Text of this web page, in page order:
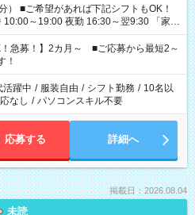
OK！
～19:00 夜勤 16:30～翌9:30 「家族
余裕を持って夕飯の準備がしたい」
くない」 など、ご希望を教えてください
勤務時間。 合計で週40時間を超える場
！急募！】2カ月～ ■ご応募から最短2～
！
活躍中 / 服装自由 / シフト勤務 / 10名以
なし / パソコンスキル不要
応募する 詳細へ
掲載日：2026.08.04
未読